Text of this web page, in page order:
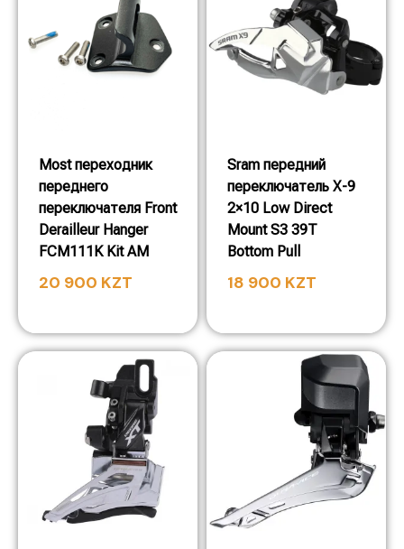
Most переходник
переднего
переключателя Front
Derailleur Hanger
FCM111K Kit AM
20 900 KZT
Sram передний
переключатель X-9
2×10 Low Direct
Mount S3 39T
Bottom Pull
18 900 KZT